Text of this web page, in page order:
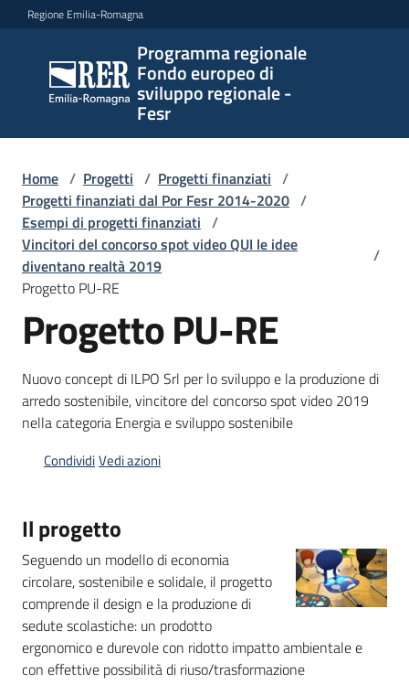
Vai al contenuto
Vai alla navigazione
Vai al footer
Regione Emilia-Romagna
Programma regionale
Fondo europeo di
sviluppo regionale -
Fesr
Programma
regionale
Fondo
europeo di
regionale -
Fesr
Novità
Programmi
e
strategie
Progetti
e
attività
Menu selezionato
Servizi
Home / Progetti / Progetti finanziati /
Progetti finanziati dal Por Fesr 2014-2020 /
Esempi di progetti finanziati /
Vincitori del concorso spot video QUI le idee
diventano realtà 2019
/
Progetto PU-RE
Progetto PU-RE
Nuovo concept di ILPO Srl per lo sviluppo e la produzione di
arredo sostenibile, vincitore del concorso spot video 2019
nella categoria Energia e sviluppo sostenibile
CondividiVedi azioni
Il progetto
Seguendo un modello di economia
circolare, sostenibile e solidale, il progetto
comprende il design e la produzione di
sedute scolastiche: un prodotto
ergonomico e durevole con ridotto impatto ambientale e
con effettive possibilità di riuso/trasformazione